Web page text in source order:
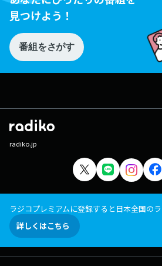
見つけよう！
番組をさがす
radiko.jp
ラジコプレミアムに登録すると日本全国の
詳しくはこちら